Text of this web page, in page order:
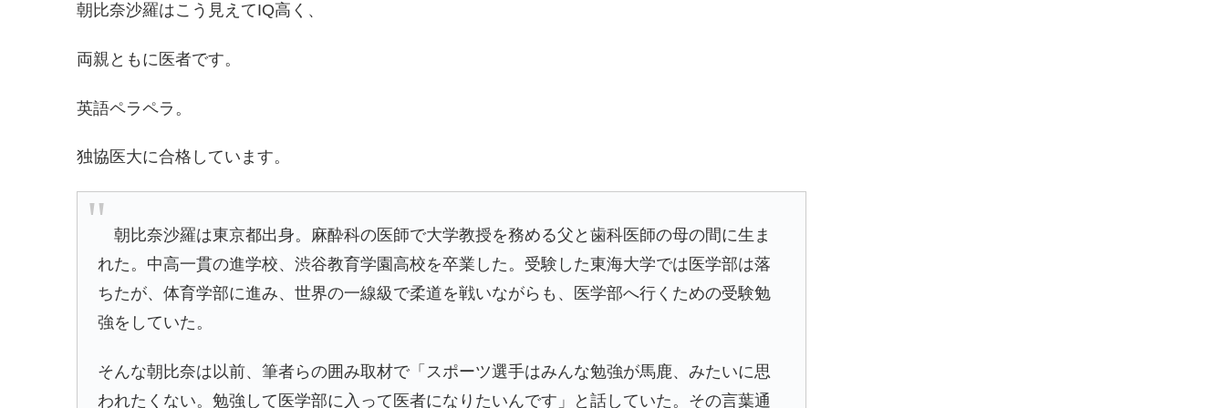
朝比奈沙羅はこう見えてIQ高く、
両親ともに医者です。
英語ペラペラ。
独協医大に合格しています。
朝比奈沙羅は東京都出身。麻酔科の医師で大学教授を務める父と歯科医師の母の間に生ま
れた。中高一貫の進学校、渋谷教育学園高校を卒業した。受験した東海大学では医学部は落
ちたが、体育学部に進み、世界の一線級で柔道を戦いながらも、医学部へ行くための受験勉
強をしていた。
そんな朝比奈は以前、筆者らの囲み取材で「スポーツ選手はみんな勉強が馬鹿、みたいに思
われたくない。勉強して医学部に入って医者になりたいんです」と話していた。その言葉通